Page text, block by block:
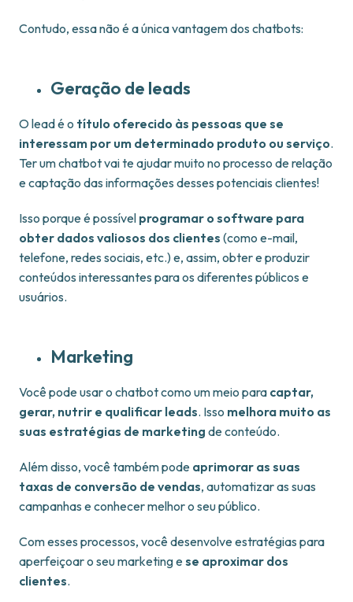
Contudo, essa não é a única vantagem dos chatbots:
Geração de leads
O lead é o título oferecido às pessoas que se
interessam por um determinado produto ou serviço.
Ter um chatbot vai te ajudar muito no processo de relação
e captação das informações desses potenciais clientes!
Isso porque é possível programar o software para
obter dados valiosos dos clientes (como e-mail,
telefone, redes sociais, etc.) e, assim, obter e produzir
conteúdos interessantes para os diferentes públicos e
usuários.
Marketing
Você pode usar o chatbot como um meio para captar,
gerar, nutrir e qualificar leads. Isso melhora muito as
suas estratégias de marketing de conteúdo.
Além disso, você também pode aprimorar as suas
taxas de conversão de vendas, automatizar as suas
campanhas e conhecer melhor o seu público.
Com esses processos, você desenvolve estratégias para
aperfeiçoar o seu marketing ese aproximar dos
clientes.